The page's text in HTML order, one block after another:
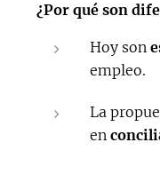
¿Por qué son
Hoy son
empleo.
La
en